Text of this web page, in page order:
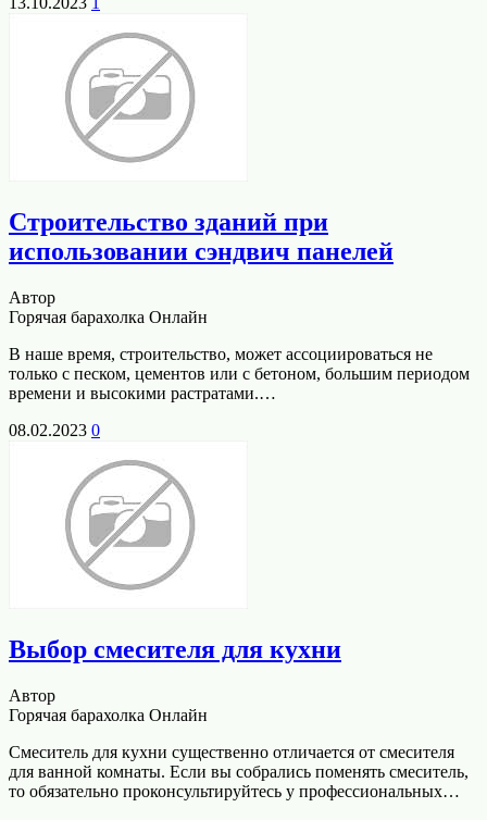
Строительство зданий при
использовании сэндвич панелей
Автор
Горячая барахолка Онлайн
В наше время, строительство, может ассоциироваться не
только с песком, цементов или с бетоном, большим периодом
времени и высокими растратами.…
08.02.2023 0
Выбор смесителя для кухни
Автор
Горячая барахолка Онлайн
Смеситель для кухни существенно отличается от смесителя
для ванной комнаты. Если вы собрались поменять смеситель,
то обязательно проконсультируйтесь у профессиональных…